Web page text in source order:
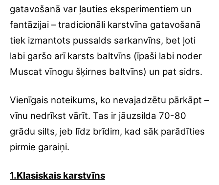
gatavošanā var ļauties eksperimentiem un
fantāzijai – tradicionāli karstvīna gatavošanā
tiek izmantots pussalds sarkanvīns, bet ļoti
labi garšo arī karsts baltvīns (īpaši labi noder
Muscat vīnogu šķirnes baltvīns) un pat sidrs.
Vienīgais noteikums, ko nevajadzētu pārkāpt –
vīnu nedrīkst vārīt. Tas ir jāuzsilda 70-80
grādu silts, jeb līdz brīdim, kad sāk parādīties
pirmie garaiņi.
1.Klasiskais karstvīns